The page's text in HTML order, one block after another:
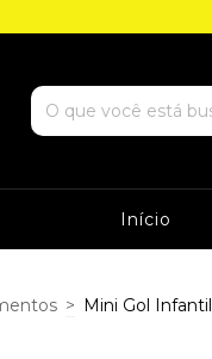
Início
> Mini Gol Infantil